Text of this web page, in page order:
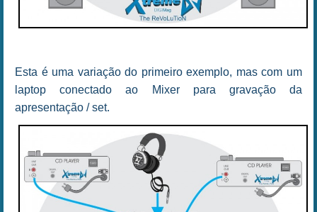
Esta é uma variação do primeiro exemplo, mas com um
laptop conectado ao Mixer para gravação da
apresentação / set.